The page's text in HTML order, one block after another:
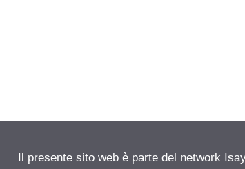
Il presente sito web è parte del network